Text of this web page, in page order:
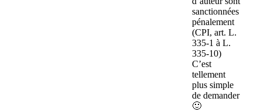
sanctionnées
pénalement
(CPI, art. L.
335-1 à L.
335-10)
C’est
tellement
plus simple
de demander
🙂